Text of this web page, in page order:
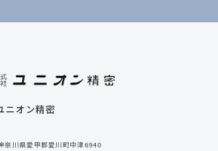
ニオン精密
奈川県愛甲郡愛川町中津6940